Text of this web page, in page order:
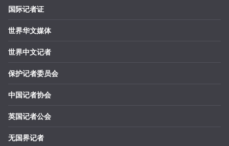
国际记者证
世界华文媒体
世界中文记者
保护记者委员会
中国记者协会
英国记者公会
无国界记者